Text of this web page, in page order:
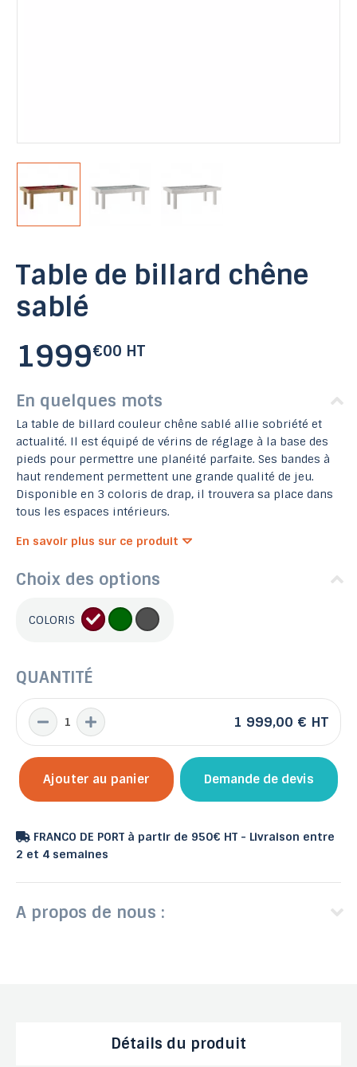
Table de billard chêne
sablé
1999€00 HT
En quelques mots
La table de billard couleur chêne sablé allie sobriété et
actualité. Il est équipé de vérins de réglage à la base des
pieds pour permettre une planéité parfaite. Ses bandes à
haut rendement permettent une grande qualité de jeu.
Disponible en 3 coloris de drap, il trouvera sa place dans
tous les espaces intérieurs.
En savoir plus sur ce produit
Choix des options
COLORIS
QUANTITÉ
1 999,00 € HT
Ajouter au panier Demande de devis
FRANCO DE PORT à partir de 950€ HT - Livraison entre
2 et 4 semaines
A propos de nous :
Détails du produit